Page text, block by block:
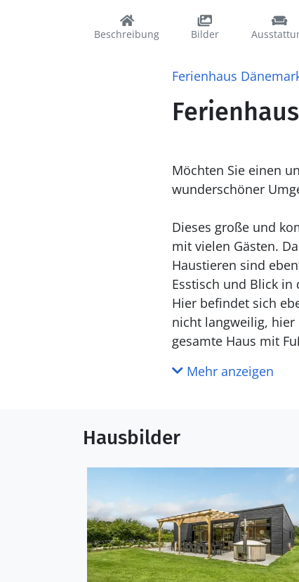
Beschreibung Bilder
Ferienhaus
Möchten Sie einen
wunderschöner
Dieses große und
mit vielen Gästen.
Haustieren sind
Esstisch und Blick in
Hier befindet sich
nicht langweilig, hier
gesamte Haus mit
Das große
eigenen Wellness-
Nach einem kurzen
mit frischem Fisch
Sommerland.
Mehr anzeigen
Hausbilder